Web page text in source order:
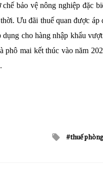
bảo vệ nông nghiệp đặc
Ưu đãi thuế quan được
cho hàng nhập khẩu
phô mai kết thúc vào năm
Tagged
thuế